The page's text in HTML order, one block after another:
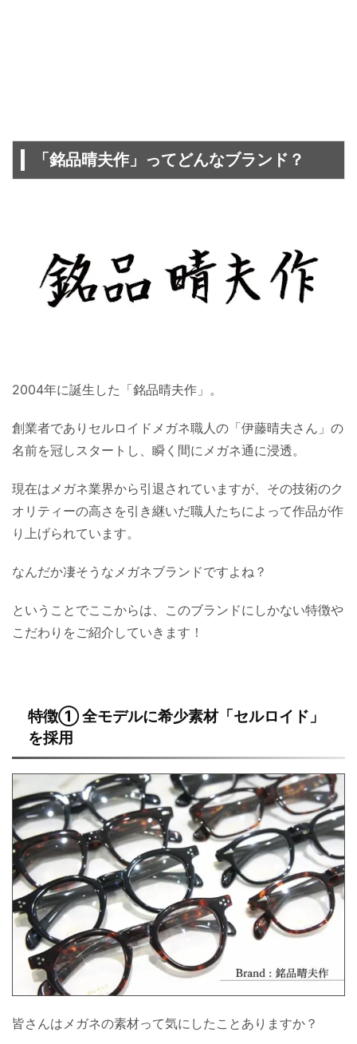
「銘品晴夫作」ってどんなブランド？
2004年に誕生した「銘品晴夫作」。
創業者でありセルロイドメガネ職人の「伊藤晴夫さん」の
名前を冠しスタートし、瞬く間にメガネ通に浸透。
現在はメガネ業界から引退されていますが、その技術のク
オリティーの高さを引き継いだ職人たちによって作品が作
り上げられています。
なんだか凄そうなメガネブランドですよね？
ということでここからは、このブランドにしかない特徴や
こだわりをご紹介していきます！
特徴① 全モデルに希少素材「セルロイド」
を採用
皆さんはメガネの素材って気にしたことありますか？